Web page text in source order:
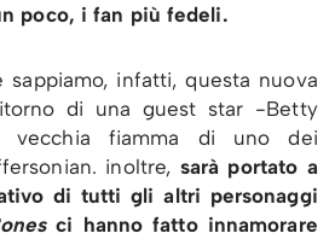
poco, i fan più fedeli.
sappiamo, infatti, questa nuova
di una guest star -Betty
fiamma di uno dei
inoltre, sarà portato a
di tutti gli altri personaggi
ci hanno fatto innamorare